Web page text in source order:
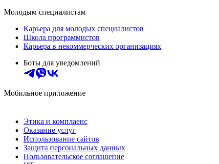
Молодым специалистам
Карьера для молодых специалистов
Школа программистов
Карьера в некоммерческих организациях
Боты для уведомлений
Мобильное приложение
Этика и комплаенс
Оказание услуг
Использование сайтов
Защита персональных данных
Пользовательское соглашение